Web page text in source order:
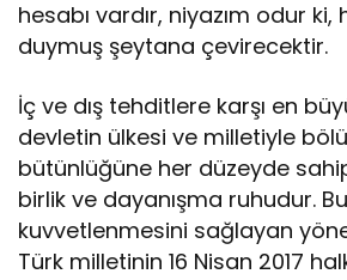
hesabı vardır, niyazım odur
duymuş şeytana çevirecektir.
İç ve dış tehditlere karşı en
devletin ülkesi ve milletiyle
bütünlüğüne her düzeyde
birlik ve dayanışma ruhudur.
kuvvetlenmesini sağlayan
Türk milletinin 16 Nisan 2017